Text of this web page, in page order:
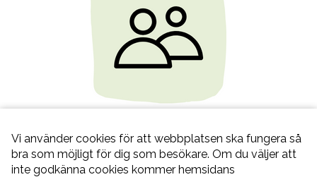
Antal platser
8 lägenheter
Vi använder cookies för att webbplatsen ska fungera så
bra som möjligt för dig som besökare. Om du väljer att
inte godkänna cookies kommer hemsidans